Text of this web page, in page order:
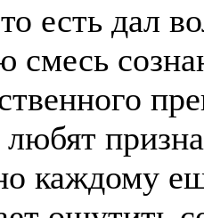
то есть дал
смесь
каждому